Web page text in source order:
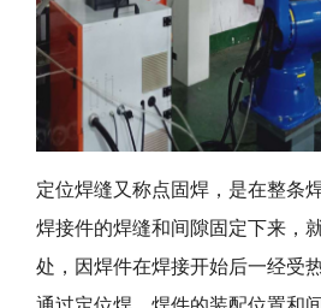
定位焊缝又称点固焊，是在整条
焊接件的焊缝和间隙固定下来，
处，因焊件在焊接开始后一经受